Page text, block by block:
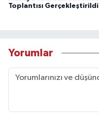
Toplantısı Gerçekleştirildi
Yorumlar